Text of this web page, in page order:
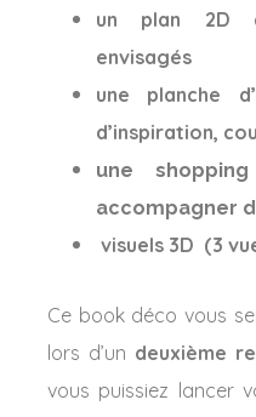
un plan 2D
envisagés
une planche
d’inspiration,
une
accompagner
visuels 3D (3
Ce book déco vous
lors d’un deuxième
vous puissiez lancer